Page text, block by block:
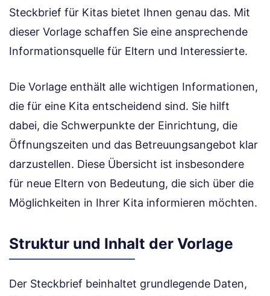
Steckbrief für Kitas bietet Ihnen genau das. Mit
dieser Vorlage schaffen Sie eine ansprechende
Informationsquelle für Eltern und Interessierte.
Die Vorlage enthält alle wichtigen Informationen,
die für eine Kita entscheidend sind. Sie hilft
dabei, die Schwerpunkte der Einrichtung, die
Öffnungszeiten und das Betreuungsangebot klar
darzustellen. Diese Übersicht ist insbesondere
für neue Eltern von Bedeutung, die sich über die
Möglichkeiten in Ihrer Kita informieren möchten.
Struktur und Inhalt der Vorlage
Der Steckbrief beinhaltet grundlegende Daten,